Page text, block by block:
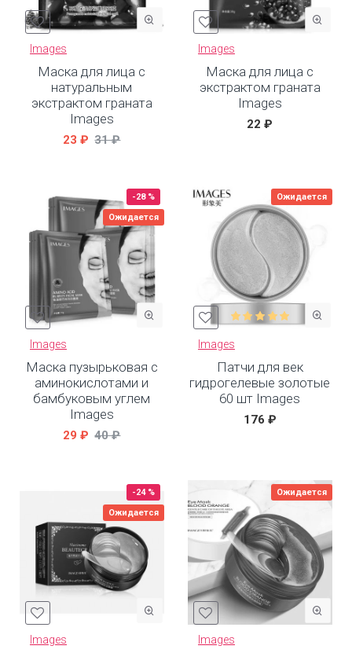
Images
Маска для лица с
натуральным
экстрактом граната
Images
23 ₽ 31 ₽
Images
Маска для лица с
экстрактом граната
Images
22 ₽
-28 %
Ожидается
Images
Маска пузырьковая с
аминокислотами и
бамбуковым углем
Images
29 ₽ 40 ₽
Ожидается
Images
Патчи для век
гидрогелевые золотые
60 шт Images
176 ₽
-24 %
Ожидается
Images
Ожидается
Images